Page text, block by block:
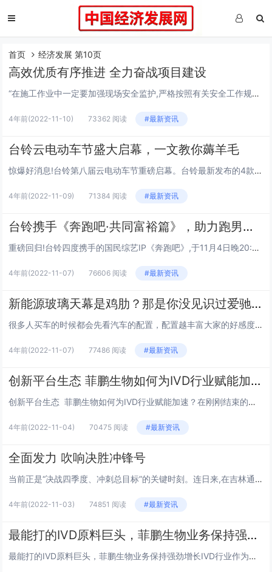
首页 经济发展 第10页
高效优质有序推进 全力奋战项目建设
“在施工作业中一定要加强现场安全监护,严格按照有关安全工作规程规定进行施工。”近日,在内蒙古东日新能源项目尾项工程推进会上,承建方中国二十二冶集团冶金公司项目负责人强调道。为加强冬季施工安全管控,确保年末施工安全和人身安全,东日新能源项目部...
4年前(2022-11-10) 73362 阅读 #最新资讯
台铃云电动车节盛大启幕，一文教你薅羊毛
惊爆好消息!台铃第八届云电动车节重磅启幕。台铃最新发布的4款零度版车型齐聚亮相,重磅让利成行业11月最值得参与的购车盛会。台铃云电动车节知多少?台铃云电动车节最初因国家核心省电专利云动力系统而得名,而云动力系统是台铃“跑得更远”这一品牌定位...
4年前(2022-11-09) 71384 阅读 #最新资讯
台铃携手《奔跑吧·共同富裕篇》，助力跑男团跑更远
重磅回归!台铃四度携手的国民综艺IP《奔跑吧》,于11月4日晚20:20首播,此后每周五晚固定时间,将在浙江卫视及腾讯视频等平台上线播出!台铃将以浙江卫视《奔跑吧·共同富裕篇》节目官方指定电动车,以及腾讯视频《奔跑吧·共同富裕篇》网络总冠名...
4年前(2022-11-07) 76606 阅读 #最新资讯
新能源玻璃天幕是鸡肋？那是你没见识过爱驰U6
很多人买车的时候都会先看汽车的配置，配置越丰富大家的好感度就越高。天窗也是汽车上非常重要的一个配置，以前天窗只出现在高端车型，但伴随着新能源汽车的崛起，现在天窗几乎成为新能源汽车的标配。而有一个造车新势力将这一配置的设计、体验进行了全面升阶...
4年前(2022-11-07) 77486 阅读 #最新资讯
创新平台生态 菲鹏生物如何为IVD行业赋能加速？
创新平台生态 菲鹏生物如何为IVD行业赋能加速？在刚刚结束的第十九届中国国际检验医学暨输血仪器试剂博览会（CACLP）上，菲鹏生物全方位展示了优秀的IVD试剂核心原料、试剂解决方案和开放仪器平台全产品线，获得全场关注。期间，菲鹏...
4年前(2022-11-04) 70475 阅读 #最新资讯
全面发力 吹响决胜冲锋号
当前正是“决战四季度、冲刺总目标”的关键时刻。连日来,在吉林通钢3号焦炉异地等量置换节能升级改造项目的施工现场,一线建设者干得热火朝天,兢兢业业坚守岗位,抢工期、抓进度,以时不我待、只争朝夕的精神,全力全速推进项目建设,奋力冲刺全年目标任务...
4年前(2022-11-03) 74851 阅读 #最新资讯
最能打的IVD原料巨头，菲鹏生物业务保持强劲增长
最能打的IVD原料巨头，菲鹏生物业务保持强劲增长IVD行业作为中国乃至全球器械领域的第一大细分，尽管中下游有加速内卷趋势，但上游对于国产玩家来说仍然是一片“处女地”。2019年，我国IVD原料市场中进口产品市场份额为88%，有机构预计国产I...